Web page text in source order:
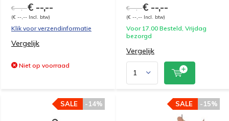
€ --,--€ --,--
(€ --,-- Incl. btw)
Klik voor verzendinformatie
Vergelijk
Niet op voorraad
€ --,--€ --,--
(€ --,-- Incl. btw)
Voor 17.00 Besteld, Vrijdag
bezorgd
Vergelijk
-14%
SALE -15%
SALE